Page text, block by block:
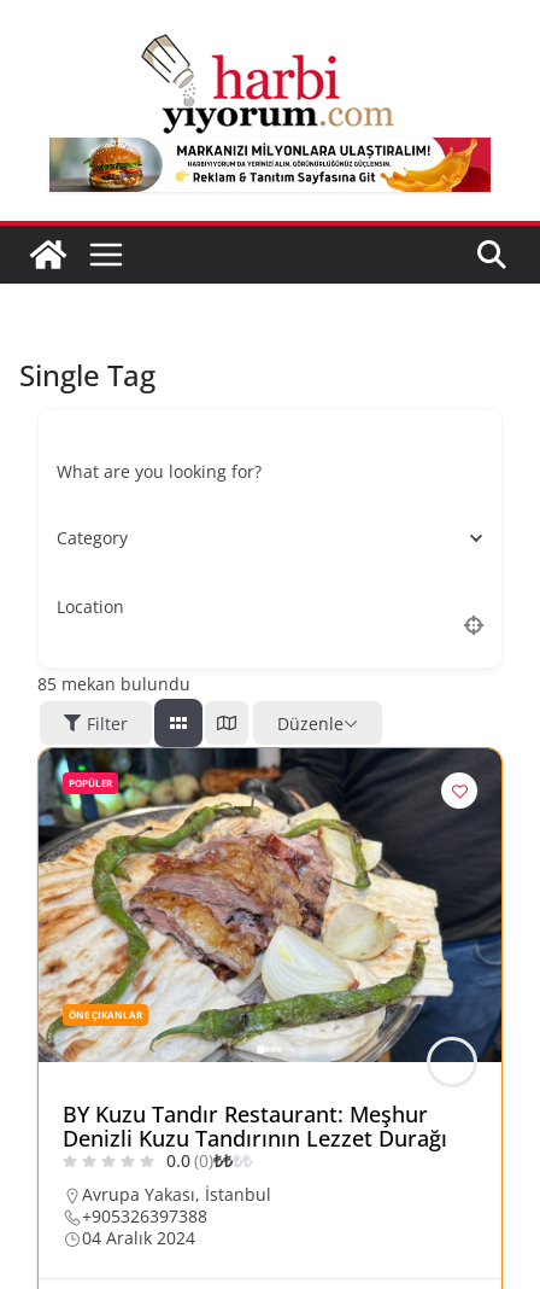
Single Tag
What are you looking for?
Category
Location
85 mekan bulundu
Filter
Düzenle
POPÜLER
ÖNE ÇIKANLAR
BY Kuzu Tandır Restaurant: Meşhur
Denizli Kuzu Tandırının Lezzet Durağı
0.0(0)₺₺₺₺
Avrupa Yakası, İstanbul
+905326397388
04 Aralık 2024